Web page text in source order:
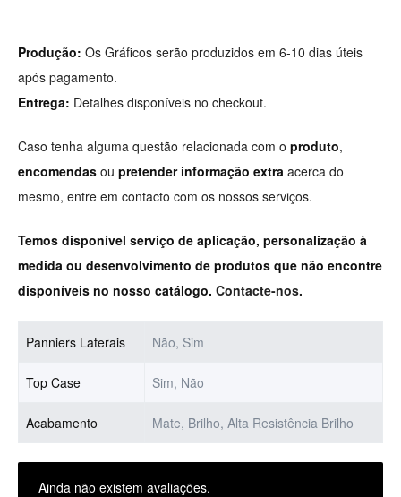
Produção: Os Gráficos serão produzidos em 6-10 dias úteis
após pagamento.
Entrega: Detalhes disponíveis no checkout.
Caso tenha alguma questão relacionada com o produto,
encomendas ou pretender informação extra acerca do
mesmo, entre em contacto com os nossos serviços.
Temos disponível serviço de aplicação, personalização à
medida ou desenvolvimento de produtos que não encontre
disponíveis no nosso catálogo. Contacte-nos.
Panniers Laterais Não, Sim
Top Case Sim, Não
Acabamento Mate, Brilho, Alta Resistência Brilho
Ainda não existem avaliações.